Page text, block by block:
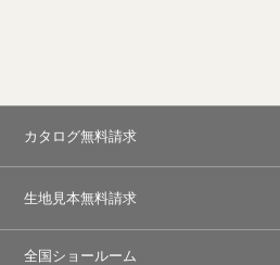
カタログ無料請求
生地見本無料請求
全国ショールーム